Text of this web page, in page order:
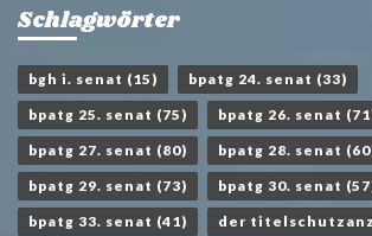
Schlagwörter
bgh i. senat (15) bpatg 24. senat (33)
bpatg 25. senat (75) bpatg 26. senat
bpatg 27. senat (80) bpatg 28. senat
bpatg 29. senat (73) bpatg 30. senat
bpatg 33. senat (41) der